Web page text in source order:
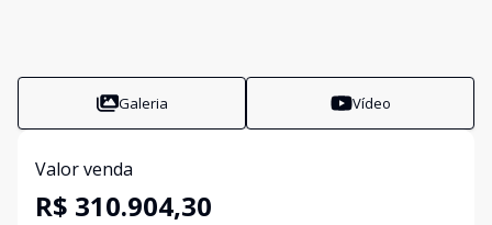
Galeria Vídeo
Valor venda
R$ 310.904,30